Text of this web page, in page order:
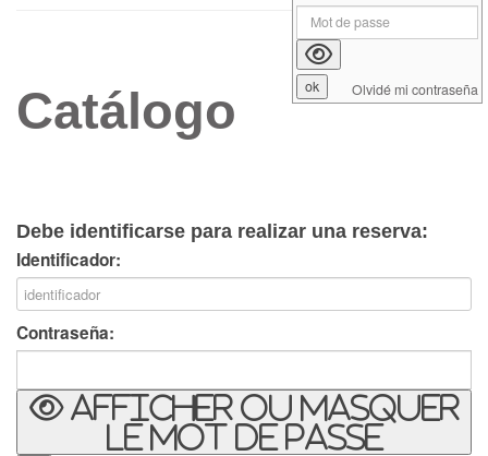
Catálogo
Debe identificarse para realizar una reserva:
Identificador:
Contraseña:
Afficher ou masquer
le mot de passe
Olvidé mi contraseña